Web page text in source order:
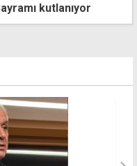
kontrol altına